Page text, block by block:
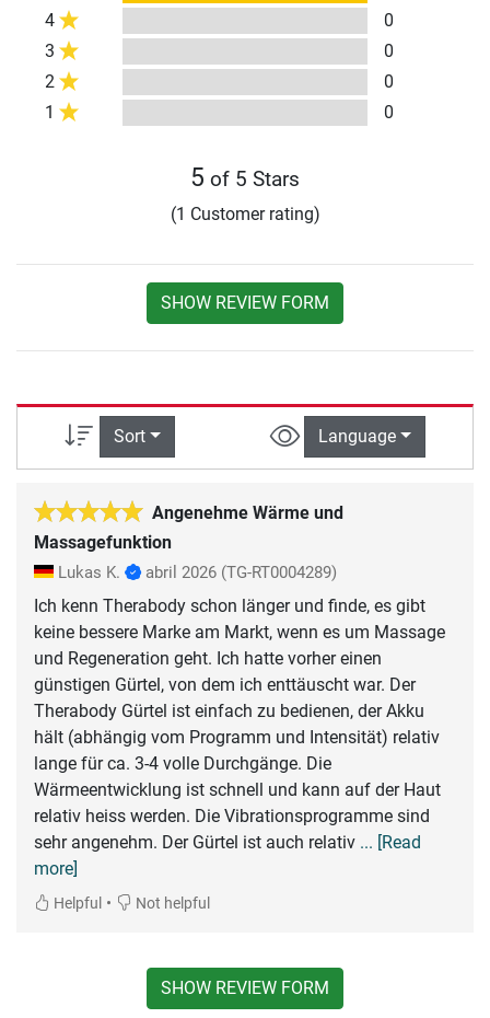
4
0
3
0
2
0
1
0
5 of 5 Stars
(1 Customer rating)
SHOW REVIEW FORM
Sort Language
Angenehme Wärme und
Massagefunktion
Lukas K. abril 2026 (TG-RT0004289)
Ich kenn Therabody schon länger und finde, es gibt
keine bessere Marke am Markt, wenn es um Massage
und Regeneration geht. Ich hatte vorher einen
günstigen Gürtel, von dem ich enttäuscht war. Der
Therabody Gürtel ist einfach zu bedienen, der Akku
hält (abhängig vom Programm und Intensität) relativ
lange für ca. 3-4 volle Durchgänge. Die
Wärmeentwicklung ist schnell und kann auf der Haut
relativ heiss werden. Die Vibrationsprogramme sind
sehr angenehm. Der Gürtel ist auch relativ ... [Read
more]
Helpful • Not helpful
SHOW REVIEW FORM